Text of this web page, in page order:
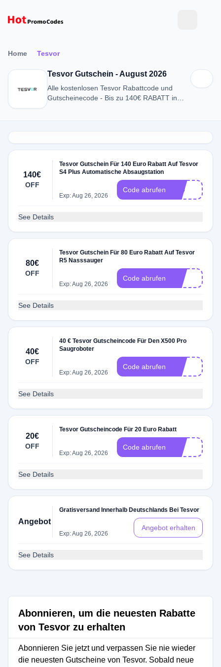
Home Tesvor
Tesvor Gutschein - August 2026
Alle kostenlosen Tesvor Rabattcode und
Gutscheinecode - Bis zu 140€ RABATT in
140€
OFF
Tesvor Gutschein Für 140 Euro Rabatt Auf Tesvor
S4 Plus Automatische Absaugstation
Exp: Aug 26, 2026
Code abrufen 140
See Details
80€
OFF
Tesvor Gutschein Für 80 Euro Rabatt Auf Tesvor
R5 Nasssauger
Exp: Aug 26, 2026
Code abrufen
See Details
40€
OFF
40 € Tesvor Gutscheincode Für Den X500 Pro
Saugroboter
Exp: Aug 26, 2026
Code abrufen
See Details
20€
OFF
Tesvor Gutscheincode Für 20 Euro Rabatt
Exp: Aug 26, 2026
Code abrufen
See Details
Angebot
Gratisversand Innerhalb Deutschlands Bei Tesvor
Exp: Aug 26, 2026
Angebot erhalten
See Details
Abonnieren, um die neuesten Rabatte
von Tesvor zu erhalten
Abonnieren Sie jetzt und verpassen Sie nie wieder
die neuesten Gutscheine von Tesvor. Sobald neue